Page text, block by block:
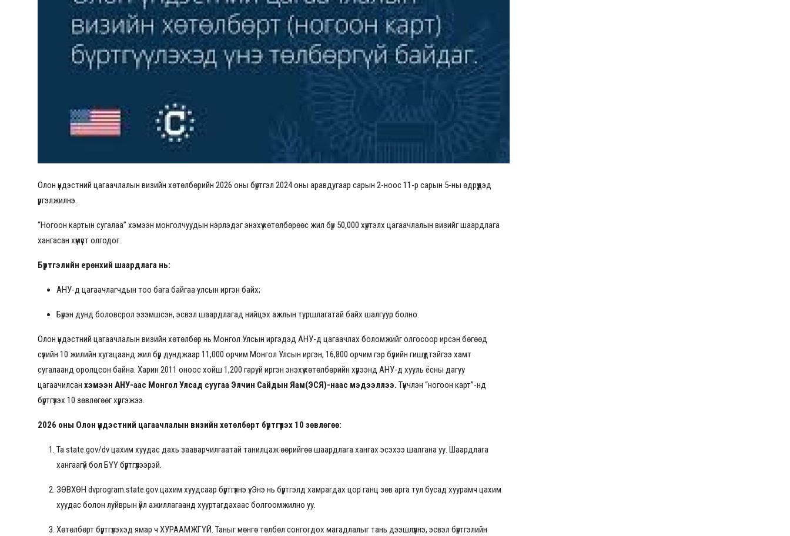
Олон үндэстний цагаачлалын визийн хөтөлбөрийн 2026 оны бүртгэл 2024 оны аравдугаар сарын 2-ноос 11-р сарын 5-ны өдрүүдэд
үргэлжилнэ.
“Ногоон картын сугалаа” хэмээн монголчуудын нэрлэдэг энэхүү хөтөлбөрөөс жил бүр 50,000 хүртэлх цагаачлалын визийг шаардлага
хангасан хүмүүст олгодог.
Бүртгэлийн ерөнхий шаардлага нь:
АНУ-д цагаачлагчдын тоо бага байгаа улсын иргэн байх;
Бүрэн дунд боловсрол эзэмшсэн, эсвэл шаардлагад нийцэх ажлын туршлагатай байх шалгуур болно.
Олон үндэстний цагаачлалын визийн хөтөлбөр нь Монгол Улсын иргэдэд АНУ-д цагаачлах боломжийг олгосоор ирсэн бөгөөд
сүүлийн 10 жилийн хугацаанд жил бүр дунджаар 11,000 орчим Монгол Улсын иргэн, 16,800 орчим гэр бүлийн гишүүдтэйгээ хамт
сугалаанд оролцсон байна. Харин 2011 оноос хойш 1,200 гаруй иргэн энэхүү хөтөлбөрийн хүрээнд АНУ-д хууль ёсны дагуу
цагаачилсан хэмээн АНУ-аас Монгол Улсад суугаа Элчин Сайдын Яам(ЭСЯ)-наас мэдээллээ. Түүнчлэн “ногоон карт”-нд
бүртгүүлэх 10 зөвлөгөөг хүргэжээ.
2026 оны Олон үндэстний цагаачлалын визийн хөтөлбөрт бүртгүүлэх 10 зөвлөгөө:
Таstate.gov/dvцахим хуудас дахь зааварчилгаатай танилцаж өөрийгөө шаардлага хангах эсэхээ шалгана уу. Шаардлага
хангаагүй бол БҮҮ бүртгүүлээрэй.
ЗӨВХӨН dvprogram.state.govцахим хуудсаар бүртгүүлнэ үү. Энэ нь бүртгэлд хамрагдах цор ганц зөв арга тул бусад хуурамч цахим
хуудас болон луйврын үйл ажиллагаанд хууртагдахаас болгоомжилно уу.
Хөтөлбөрт бүртгүүлэхэд ямар ч ХУРААМЖГҮЙ. Таныг мөнгө төлбөл сонгогдох магадлалыг тань дээшлүүлнэ, эсвэл бүртгэлийн